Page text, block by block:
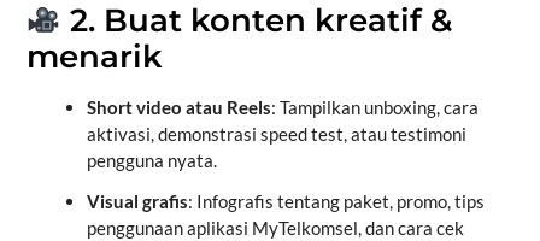
2. Buat konten kreatif &
menarik
Short video atau Reels: Tampilkan unboxing, cara
aktivasi, demonstrasi speed test, atau testimoni
pengguna nyata.
Visual grafis: Infografis tentang paket, promo, tips
penggunaan aplikasi MyTelkomsel, dan cara cek